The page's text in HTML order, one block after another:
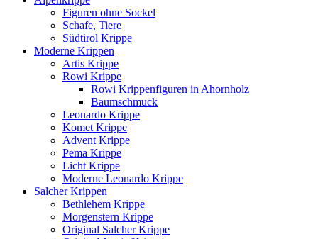
Figuren ohne Sockel
Schafe, Tiere
Südtirol Krippe
Moderne Krippen
Artis Krippe
Rowi Krippe
Rowi Krippenfiguren in Ahornholz
Baumschmuck
Leonardo Krippe
Komet Krippe
Advent Krippe
Pema Krippe
Licht Krippe
Moderne Leonardo Krippe
Salcher Krippen
Bethlehem Krippe
Morgenstern Krippe
Original Salcher Krippe